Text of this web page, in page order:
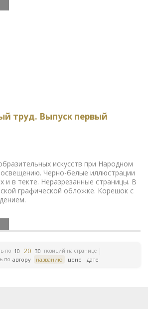
труд. Выпуск первый
искусств при Народном
Черно-белые иллюстрации
и в текте. Неразрезанные страницы. В
графической обложке. Корешок с
по 10 20 30 позиций на странице
по автору названию цене дате